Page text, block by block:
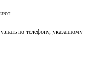
по телефону, указанному